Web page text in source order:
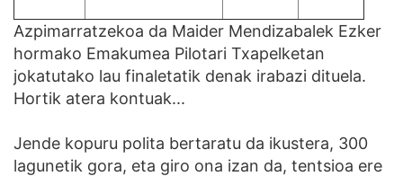
Azpimarratzekoa da Maider Mendizabalek Ezker
hormako Emakumea Pilotari Txapelketan
jokatutako lau finaletatik denak irabazi dituela.
Hortik atera kontuak...
Jende kopuru polita bertaratu da ikustera, 300
lagunetik gora, eta giro ona izan da, tentsioa ere